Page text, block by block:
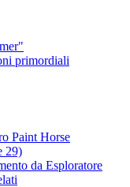
primordiali
Paint Horse
29)
da Esploratore